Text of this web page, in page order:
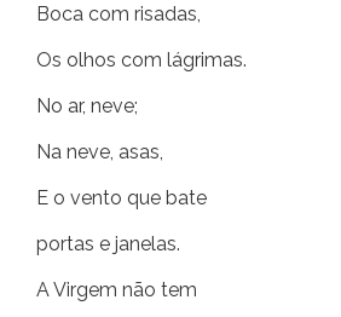
Boca com risadas,
Os olhos com lágrimas.
No ar, neve;
Na neve, asas,
E o vento que bate
portas e janelas.
A Virgem não tem